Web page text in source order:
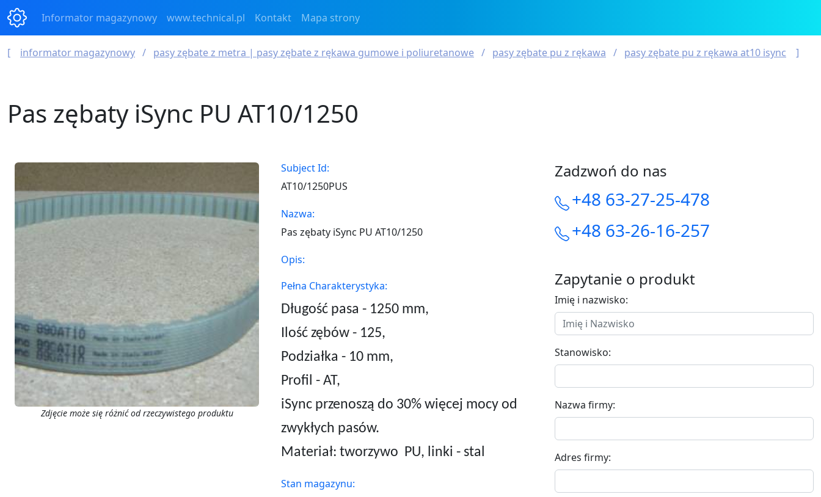
Informator magazynowy www.technical.pl Kontakt Mapa strony
informator magazynowy pasy zębate z metra | pasy zębate z rękawa gumowe i poliuretanowe pasy zębate pu z rękawa pasy zębate pu z rękawa at10 isync
Pas zębaty iSync PU AT10/1250
Zdjęcie może się różnić od rzeczywistego produktu
Subject Id:
AT10/1250PUS
Nazwa:
Pas zębaty iSync PU AT10/1250
Opis:
Pełna Charakterystyka:
Długość pasa - 1250 mm,
Ilość zębów - 125,
Podziałka - 10 mm,
Profil - AT,
iSync przenoszą do 30% więcej mocy od
zwykłych pasów.
Materiał: tworzywo PU, linki - stal
Stan magazynu:
Zadzwoń do nas
+48 63-27-25-478
+48 63-26-16-257
Zapytanie o produkt
Imię i nazwisko:
Stanowisko:
Nazwa firmy:
Adres firmy: